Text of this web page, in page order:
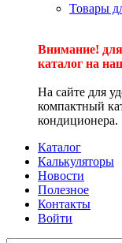
Товары
Внимание!
каталог на
На сайте для
компактный
кондиционера.
Каталог
Калькуляторы
Новости
Полезное
Контакты
Войти